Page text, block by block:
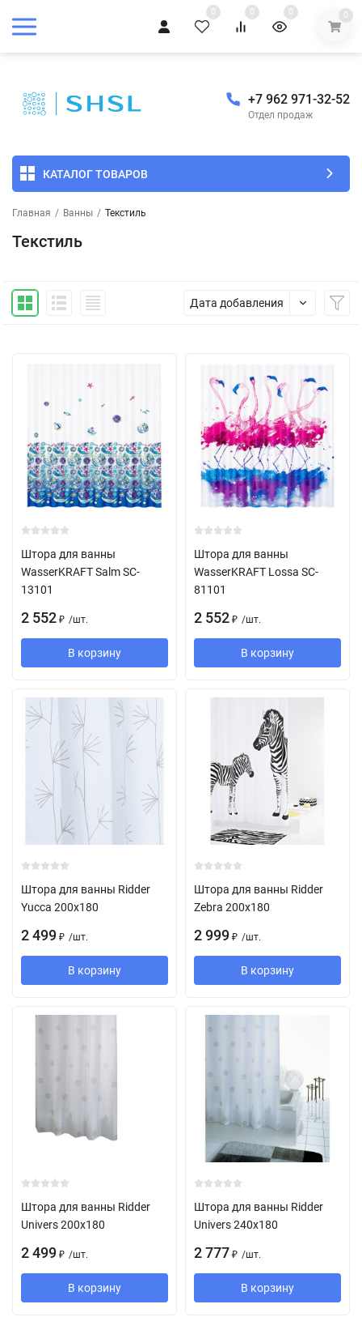
0 0 0 0
+7 962 971-32-52
Отдел продаж
КАТАЛОГ ТОВАРОВ
Главная / Ванны / Текстиль
Текстиль
Дата добавления
Штора для ванны
WasserKRAFT Salm SC-
13101
2 552 ₽ /шт.
В корзину
Штора для ванны
WasserKRAFT Lossa SC-
81101
2 552 ₽ /шт.
В корзину
Штора для ванны Ridder
Yucca 200х180
2 499 ₽ /шт.
В корзину
Штора для ванны Ridder
Zebra 200х180
2 999 ₽ /шт.
В корзину
Штора для ванны Ridder
Univers 200х180
2 499 ₽ /шт.
В корзину
Штора для ванны Ridder
Univers 240х180
2 777 ₽ /шт.
В корзину